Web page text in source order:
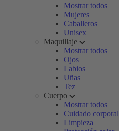
Mostrar todos
Mujeres
Caballeros
Unisex
Maquillaje
Mostrar todos
Ojos
Labios
Uñas
Tez
Cuerpo
Mostrar todos
Cuidado corporal
Limpieza